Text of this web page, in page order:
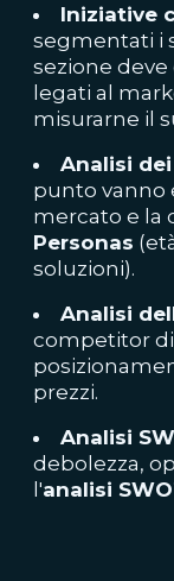
Iniziative
segmentati i
sezione
legati al
misurarne il
Analisi
punto vanno
mercato e la
Personas
soluzioni).
Analisi
competitor
prezzi.
Analisi
debolezza,
l'analisi